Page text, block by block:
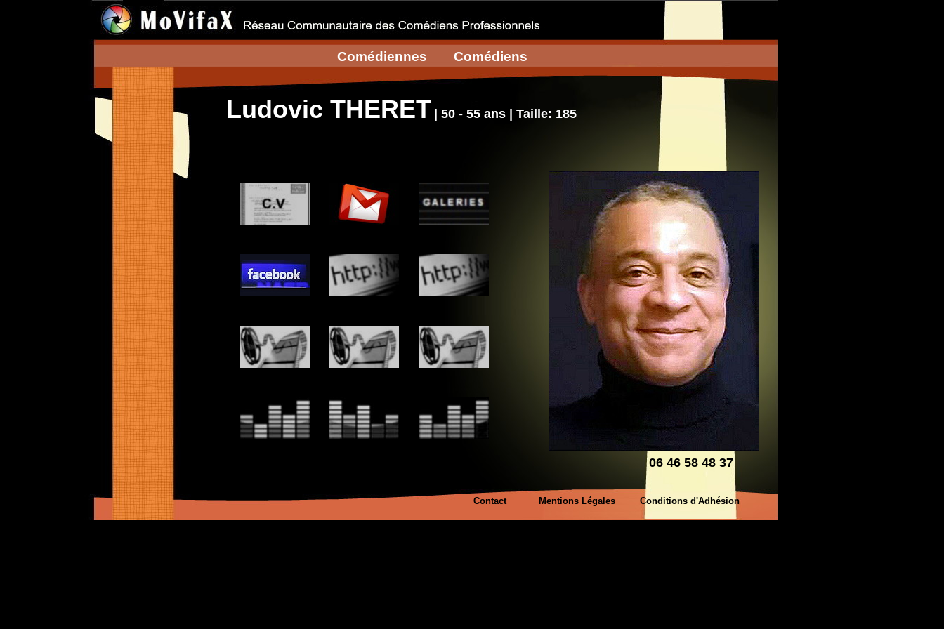
Comédiennes Comédiens
Ludovic THERET | 50 - 55 ans | Taille: 185
06 46 58 48 37
Contact Mentions Légales Conditions d'Adhésion